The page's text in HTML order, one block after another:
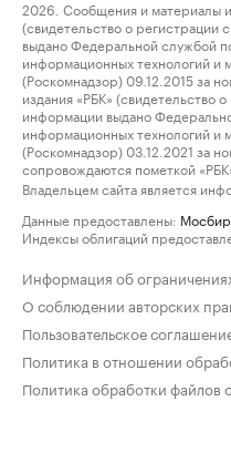
2026. Сообщения и материалы
(свидетельство о регистрации
выдано Федеральной службой
информационных технологий и
(Роскомнадзор) 09.12.2015 за
издания «РБК» (свидетельство
информации выдано
информационных технологий и
(Роскомнадзор) 03.12.2021 за
сопровождаются пометкой
Владельцем сайта является
Данные предоставлены:
Индексы облигаций
Информация об
О соблюдении авторских
Пользовательское
Политика в отношении
Политика обработки файлов